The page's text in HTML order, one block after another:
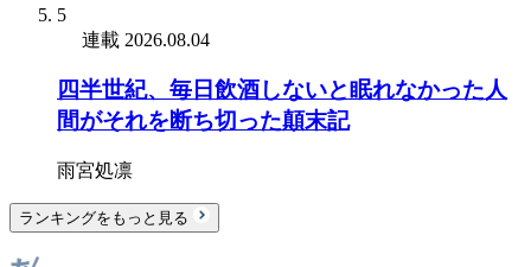
5
連載 2026.08.04
四半世紀、毎日飲酒しないと眠れなかった人
間がそれを断ち切った顛末記
雨宮処凛
ランキングをもっと見る